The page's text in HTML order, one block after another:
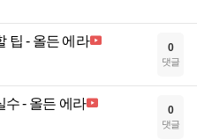
팁 - 올든 에라 0
댓글
수 - 올든 에라 0
댓글